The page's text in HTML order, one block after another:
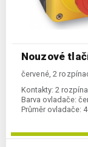
Nouzové
červené, 2
Kontakty: 2
Barva ovladače:
Průměr ovladače: